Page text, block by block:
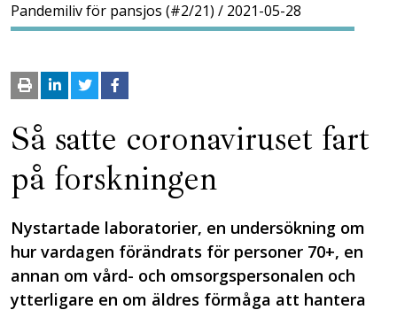
Pandemiliv för pansjos (#2/21) / 2021-05-28
Så satte coronaviruset fart
på forskningen
Nystartade laboratorier, en undersökning om
hur vardagen förändrats för personer 70+, en
annan om vård- och omsorgspersonalen och
ytterligare en om äldres förmåga att hantera